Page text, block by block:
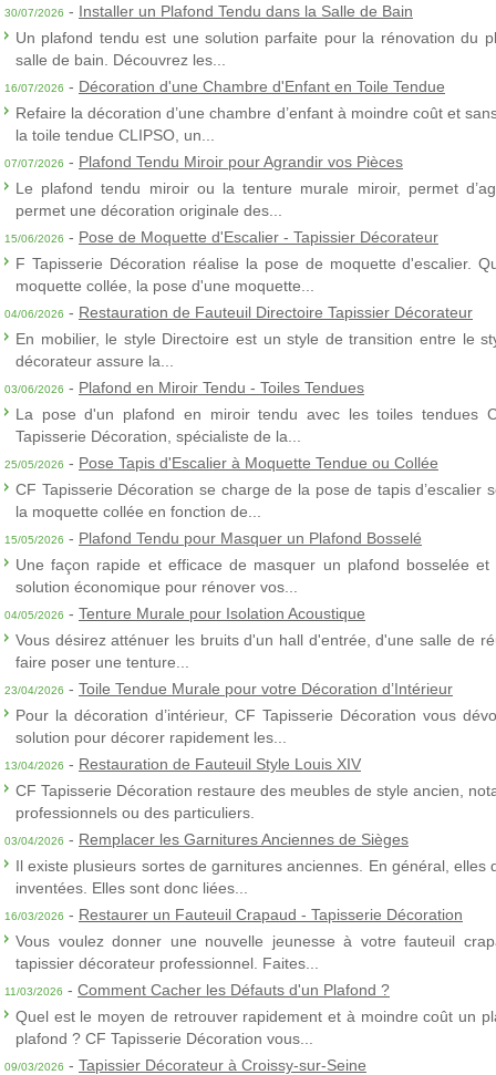
30/07/2026 - Installer un Plafond Tendu dans la Salle de Bain
Un plafond tendu est une solution parfaite pour la rénovation du
salle de bain. Découvrez les...
16/07/2026 - Décoration d'une Chambre d'Enfant en Toile Tendue
Refaire la décoration d’une chambre d’enfant à moindre coût et
la toile tendue CLIPSO, un...
07/07/2026 - Plafond Tendu Miroir pour Agrandir vos Pièces
Le plafond tendu miroir ou la tenture murale miroir, permet
permet une décoration originale des...
15/06/2026 - Pose de Moquette d'Escalier - Tapissier Décorateur
F Tapisserie Décoration réalise la pose de moquette d'escalier.
moquette collée, la pose d'une moquette...
04/06/2026 - Restauration de Fauteuil Directoire Tapissier Décorateur
En mobilier, le style Directoire est un style de transition entre le
décorateur assure la...
03/06/2026 - Plafond en Miroir Tendu - Toiles Tendues
La pose d'un plafond en miroir tendu avec les toiles tendues
Tapisserie Décoration, spécialiste de la...
25/05/2026 - Pose Tapis d'Escalier à Moquette Tendue ou Collée
CF Tapisserie Décoration se charge de la pose de tapis
la moquette collée en fonction de...
15/05/2026 - Plafond Tendu pour Masquer un Plafond Bosselé
Une façon rapide et efficace de masquer un plafond bosselée
solution économique pour rénover vos...
04/05/2026 - Tenture Murale pour Isolation Acoustique
Vous désirez atténuer les bruits d'un hall d'entrée, d'une salle de
faire poser une tenture...
23/04/2026 - Toile Tendue Murale pour votre Décoration d’Intérieur
Pour la décoration d’intérieur, CF Tapisserie Décoration vous
solution pour décorer rapidement les...
13/04/2026 - Restauration de Fauteuil Style Louis XIV
CF Tapisserie Décoration restaure des meubles de style ancien,
professionnels ou des particuliers.
03/04/2026 - Remplacer les Garnitures Anciennes de Sièges
Il existe plusieurs sortes de garnitures anciennes. En général, elles
inventées. Elles sont donc liées...
16/03/2026 - Restaurer un Fauteuil Crapaud - Tapisserie Décoration
Vous voulez donner une nouvelle jeunesse à votre fauteuil
tapissier décorateur professionnel. Faites...
11/03/2026 - Comment Cacher les Défauts d'un Plafond ?
Quel est le moyen de retrouver rapidement et à moindre coût un
plafond ? CF Tapisserie Décoration vous...
09/03/2026 - Tapissier Décorateur à Croissy-sur-Seine